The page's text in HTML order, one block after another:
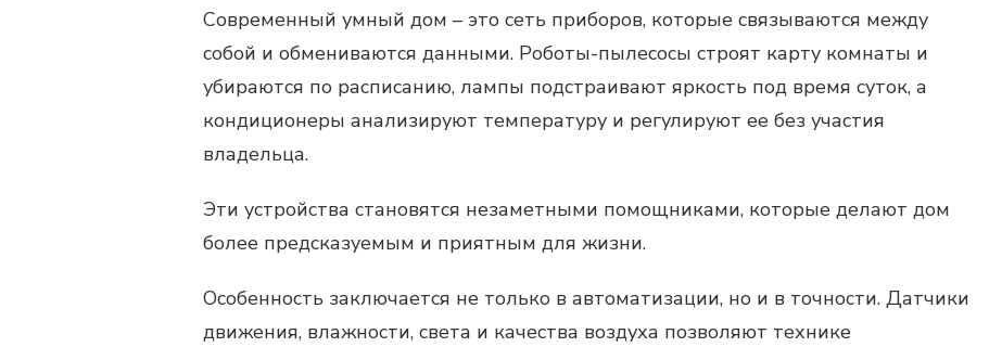
Современный умный дом – это сеть приборов, которые связываются между
собой и обмениваются данными. Роботы-пылесосы строят карту комнаты и
убираются по расписанию, лампы подстраивают яркость под время суток, а
кондиционеры анализируют температуру и регулируют ее без участия
владельца.
Эти устройства становятся незаметными помощниками, которые делают дом
более предсказуемым и приятным для жизни.
Особенность заключается не только в автоматизации, но и в точности. Датчики
движения, влажности, света и качества воздуха позволяют технике